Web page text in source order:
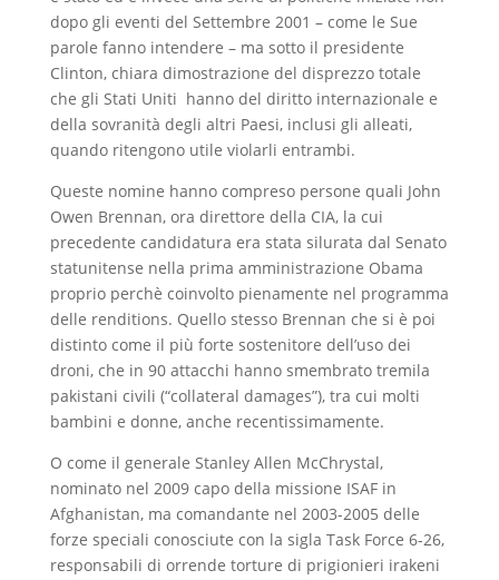
dopo gli eventi del Settembre 2001 – come le Sue
parole fanno intendere – ma sotto il presidente
Clinton, chiara dimostrazione del disprezzo totale
che gli Stati Uniti hanno del diritto internazionale e
della sovranità degli altri Paesi, inclusi gli alleati,
quando ritengono utile violarli entrambi.
Queste nomine hanno compreso persone quali John
Owen Brennan, ora direttore della CIA, la cui
precedente candidatura era stata silurata dal Senato
statunitense nella prima amministrazione Obama
proprio perchè coinvolto pienamente nel programma
delle renditions. Quello stesso Brennan che si è poi
distinto come il più forte sostenitore dell’uso dei
droni, che in 90 attacchi hanno smembrato tremila
pakistani civili (“collateral damages”), tra cui molti
bambini e donne, anche recentissimamente.
O come il generale Stanley Allen McChrystal,
nominato nel 2009 capo della missione ISAF in
Afghanistan, ma comandante nel 2003-2005 delle
forze speciali conosciute con la sigla Task Force 6-26,
responsabili di orrende torture di prigionieri irakeni